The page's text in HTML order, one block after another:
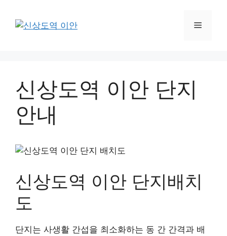
content
Menu
신상도역 이안 단지
안내
신상도역 이안 단지배치
도
단지는 사생활 간섭을 최소화하는 동 간 간격과 배